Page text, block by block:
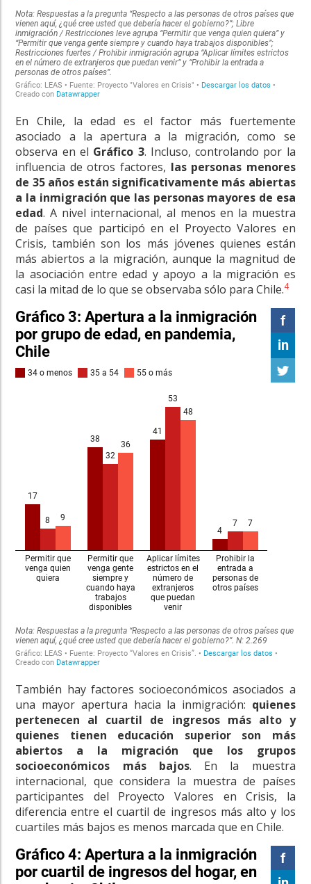
En Chile, la edad es el factor más fuertemente
asociado a la apertura a la migración, como se
observa en el Gráfico 3. Incluso, controlando por la
influencia de otros factores, las personas menores
de 35 años están significativamente más abiertas
a la inmigración que las personas mayores de esa
edad. A nivel internacional, al menos en la muestra
de países que participó en el Proyecto Valores en
Crisis, también son los más jóvenes quienes están
más abiertos a la migración, aunque la magnitud de
la asociación entre edad y apoyo a la migración es
casi la mitad de lo que se observaba sólo para Chile.4
También hay factores socioeconómicos asociados a
una mayor apertura hacia la inmigración: quienes
pertenecen al cuartil de ingresos más alto y
quienes tienen educación superior son más
abiertos a la migración que los grupos
socioeconómicos más bajos. En la muestra
internacional, que considera la muestra de países
participantes del Proyecto Valores en Crisis, la
diferencia entre el cuartil de ingresos más alto y los
cuartiles más bajos es menos marcada que en Chile.